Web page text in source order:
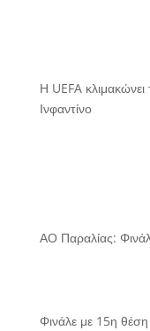
Η UEFA
Ινφαντίνο
ΑΟ Παραλίας:
Φινάλε με 15η